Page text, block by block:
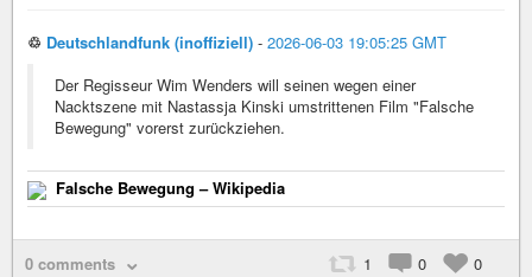
♲ Deutschlandfunk (inoffiziell) - 2026-06-03 19:05:25 GMT
Der Regisseur Wim Wenders will seinen wegen einer
Nacktszene mit Nastassja Kinski umstrittenen Film "Falsche
Bewegung" vorerst zurückziehen.
Falsche Bewegung – Wikipedia
0 comments 1 0 0